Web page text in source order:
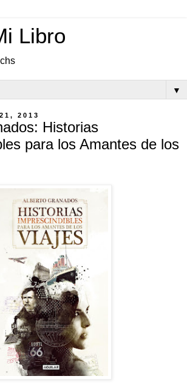
Libro
▼
2013
Historias
para los Amantes de los